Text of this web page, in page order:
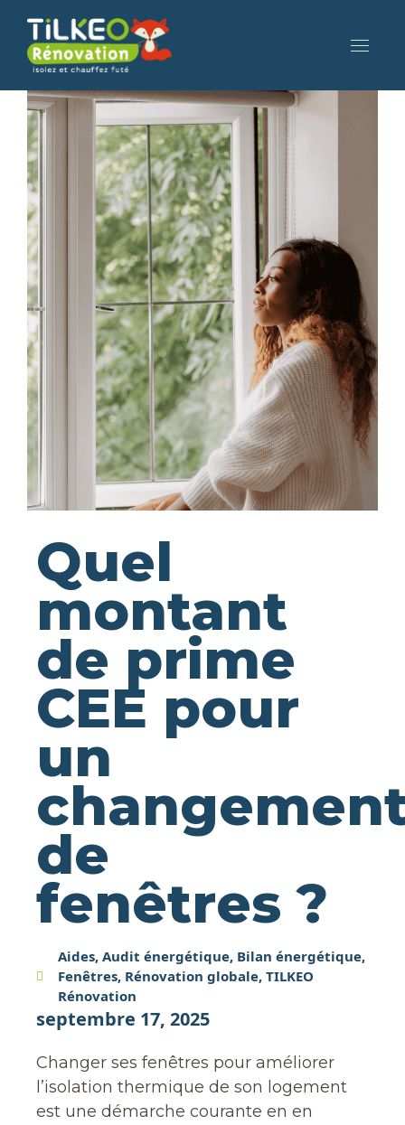
Quel
montant
de prime
CEE pour
un
de
fenêtres ?
Aides, Audit énergétique, Bilan énergétique,
Fenêtres, Rénovation globale, TILKEO
Rénovation
septembre 17, 2025
Changer ses fenêtres pour améliorer
l’isolation thermique de son logement
est une démarche courante en en